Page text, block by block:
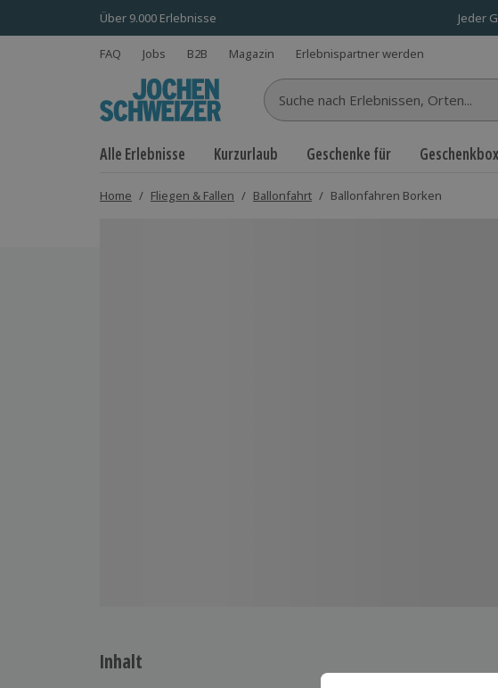
Über 9.000 Erlebnisse Jeder
FAQ Jobs B2B Magazin Erlebnispartner werden
Suche nach Erlebnissen...
Alle Erlebnisse Kurzurlaub Geschenke für
Home / Fliegen & Fallen / Ballonfahrt / Ballonfahren Borken
Inhalt